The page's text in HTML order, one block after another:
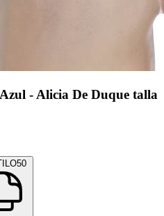
- Alicia De Duque talla